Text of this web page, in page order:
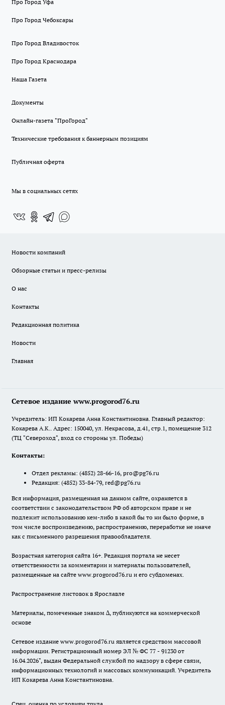
Про Город Уфа
Про Город Чебоксары
Про Город Владивосток
Про Город Краснодара
Наша Газета
Документы
Онлайн-газета "ПроГород"
Технические требования к баннерным позициям
Публичная оферта
Мы в социальных сетях
Новости компаний
Обзорные статьи и пресс-релизы
О нас
Контакты
Редакционная политика
Новости
Главная
Сетевое издание www.progorod76.ru
Учредитель: ИП Кокарева Анна Константиновна. Главный редактор:
Кокарева А.К.. Адрес: 150040, ул. Некрасова, д.41, стр.1, помещение 312
(ТЦ "Североход", вход со стороны ул. Победы)
Контакты:
Отдел рекламы: (4852) 28-66-16, pro@pg76.ru
Редакция: (4852) 33-84-79, red@pg76.ru
Вся информация, размещенная на данном сайте, охраняется в
соответствии с законодательством РФ об авторском праве и не
подлежит использованию кем-либо в какой бы то ни было форме, в
том числе воспроизведению, распространению, переработке не иначе
как с письменного разрешения правообладателя.
Возрастная категория сайта 16+. Редакция портала не несет
ответственности за комментарии и материалы пользователей,
размещенные на сайте www.progorod76.ru и его субдоменах.
Распространение листовок в Ярославле
Материалы, помеченные знаком ∆, публикуются на коммерческой
основе
Сетевое издание www.progorod76.ru является средством массовой
информации. Регистрационный номер ЭЛ № ФС 77 - 91230 от
16.04.2026", выдан Федеральной службой по надзору в сфере связи,
информационных технологий и массовых коммуникаций. Учредитель
ИП Кокарева Анна Константиновна.